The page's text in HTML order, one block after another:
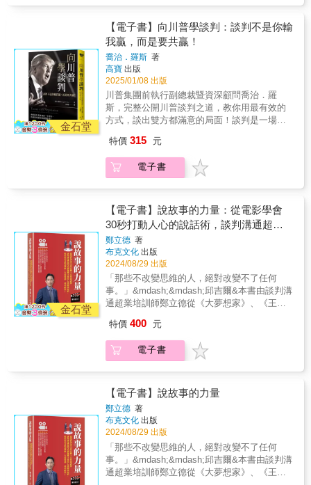
現學現賣，即學即用！4. 協助您：勇於上桌談
電影教我的談判人生」！6. 結合生活及工作上
的真實談判案例分析！7. 談判理論與實務的結
合與運用！8. 精闢解析談判五大元素，將20個
談判致勝關鍵點，無縫接軌在現實生活中！9.
不只教授談判技巧，更要傳達正確的談判心態
及談判價值觀！10. 不求全拿，但得更多，越談
越有利！ 本書四大目標◆ 懂得談判：了解什麼
是談判，如何準備談判，增強自己的談判能
的方法，爭取更多利益！◆ 有效說服：學習同
理與傾聽，具備談判說服力，達成雙贏的終極
目標！◆ 創造雙贏：建立正確的談判心態及觀
精準策略解讀對手，並將複雜計畫化為實際的
成功藍圖，是談判桌上的常勝軍。在本書中，
他拆解了「川普式談判」的核心技巧，從基礎
概念到實戰應用，帶領讀者逐步掌握談判要
領，不論是想在職場上爭取更高的成就，還是
解決日常生活中的問題，都能化被動為主動，
順利達成目標。會說話只是談判的一小部分，
你需要掌握的訣竅還很多！ 和人談判時，一
定要採取「策略性思考」。 談判，是最終達
成某種結論的一連串溝通運作。 請你在心中
又是什麼？ 化身銷售大師：以精彩、大膽的
表演來推銷構想。 放出合理化煙幕：用自己
的「標準表格」讓對方信以為真。 運用最省
有利於己的選擇。 設下時間陷阱：誘導對方
投入最多時間或金錢，投入愈多，愈難以放棄
交易。 打造廢物計畫：以對方無法接受的方
案，讓他接受我方真正想要的方案。「羅斯是
天生的談判好手，他面對手上的任何一場談
判，都很清楚該怎麼進行、對方缺什麼、需要
什麼，以及如何達成使命！」──唐納．川普
【專文推薦】談判權威 劉必榮 和風談判學院
大學政治系教授
金石堂
【電子書】向川普學談判：談判不是你輸
我贏，而是要共贏！
喬治．羅斯 著
高寶 出版
2025/01/08 出版
川普集團前執行副總裁暨資深顧問喬治．羅
斯，完整公開川普談判之道，教你用最有效的
方式，談出雙方都滿意的局面！談判是一場沒
不利！這本書是唐納．川普賴以致富的談判之
道。而它最完美的執行者，正是川普集團前執
行副總裁暨資深顧問──喬治．羅斯。羅斯在真
精準策略解讀對手，並將複雜計畫化為實際的
成功藍圖，是談判桌上的常勝軍。在本書中，
他拆解了「川普式談判」的核心技巧，從基礎
概念到實戰應用，帶領讀者逐步掌握談判要
領，不論是想在職場上爭取更高的成就，還是
解決日常生活中的問題，都能化被動為主動，
順利達成目標。會說話只是談判的一小部分，
你需要掌握的訣竅還很多！ 和人談判時，一
定要採取「策略性思考」。 談判，是最終達
成某種結論的一連串溝通運作。 請你在心中
又是什麼？ 化身銷售大師：以精彩、大膽的
表演來推銷構想。 放出合理化煙幕：用自己
的「標準表格」讓對方信以為真。 運用最省
有利於己的選擇。 設下時間陷阱：誘導對方
投入最多時間或金錢，投入愈多，愈難以放棄
交易。 打造廢物計畫：以對方無法接受的方
案，讓他接受我方真正想要的方案。「羅斯是
天生的談判好手，他面對手上的任何一場談
判，都很清楚該怎麼進行、對方缺什麼、需要
什麼，以及如何達成使命！」──唐納．川普
特價 315 元
電子書
金石堂
【電子書】說故事的力量：從電影學會
30秒打動人心的說話術，談判溝通超業
培訓師鄭立德用七部經典電影，教你如何
談判雙贏、有效溝通、成功銷售！
鄭立德 著
布克文化 出版
2024/08/29 出版
「那些不改變思維的人，絕對改變不了任何
事。」&mdash;&mdash;邱吉爾&本書由談判溝
通超業培訓師鄭立德從《大夢想家》、《王牌
《刺激1995》、《最黑暗的時刻》、《婚姻故
事》等七部好萊塢經典電影，解析影片中各項
人際溝通及談判的技巧運用。&本書特色★深入
人入勝的故事★強調正確的談判溝通心態和價
值觀&專文推薦華人界談判大師、東吳大學政治
系教授/劉必榮瀚草文創策略暨執行長/吳明憲&
自序/戲如人生，人生如戲我從小就愛看電影，
特別喜歡在黑漆漆的電影院裡，一個人進入電
影情節，身歷其境，冒險探索的感覺，在那個
有限的時空裡，彷彿暫時與現實世界脫勾隔
離，無憂無慮。長大後才發現，原來電影裡的
特價 400 元
電子書
【電子書】說故事的力量
鄭立德 著
布克文化 出版
2024/08/29 出版
「那些不改變思維的人，絕對改變不了任何
事。」&mdash;&mdash;邱吉爾&本書由談判溝
通超業培訓師鄭立德從《大夢想家》、《王牌